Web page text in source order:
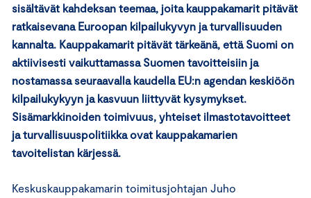
sisältävät kahdeksan teemaa, joita kauppakamarit pitävät
ratkaisevana Euroopan kilpailukyvyn ja turvallisuuden
kannalta. Kauppakamarit pitävät tärkeänä, että Suomi on
aktiivisesti vaikuttamassa Suomen tavoitteisiin ja
nostamassa seuraavalla kaudella EU:n agendan keskiöön
kilpailukykyyn ja kasvuun liittyvät kysymykset.
Sisämarkkinoiden toimivuus, yhteiset ilmastotavoitteet
ja turvallisuuspolitiikka ovat kauppakamarien
tavoitelistan kärjessä.
Keskuskauppakamarin toimitusjohtajan Juho